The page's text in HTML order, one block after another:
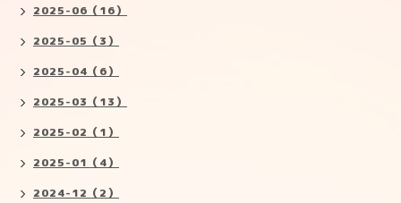
2025-06（16）
2025-05（3）
2025-04（6）
2025-03（13）
2025-02（1）
2025-01（4）
2024-12（2）